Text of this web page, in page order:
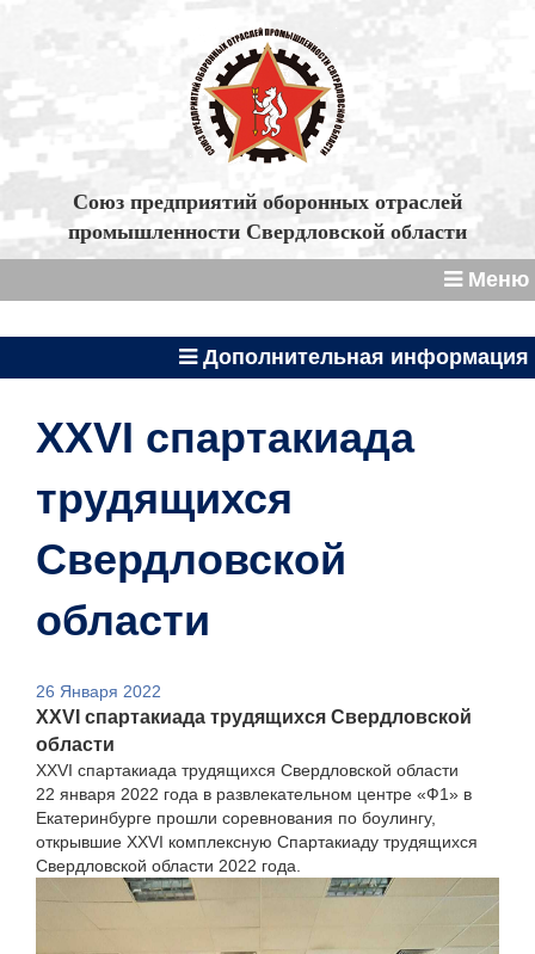
Союз предприятий оборонных отраслей
промышленности Свердловской области
Меню
Дополнительная информация
XXVI спартакиада
трудящихся
Свердловской
области
26 Января 2022
XXVI спартакиада трудящихся Свердловской
области
XXVI спартакиада трудящихся Свердловской области
22 января 2022 года в развлекательном центре «Ф1» в
Екатеринбурге прошли соревнования по боулингу,
открывшие XXVI комплексную Спартакиаду трудящихся
Свердловской области 2022 года.